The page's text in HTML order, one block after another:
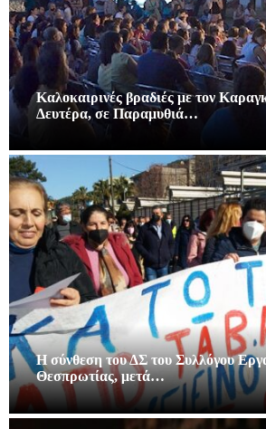
Καλοκαιρινές βραδιές με τον
Δευτέρα, σε Παραμυθιά…
Η σύνθεση του ΔΣ του Συλλόγου
Θεσπρωτίας, μετά…